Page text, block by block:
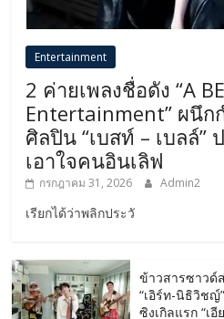
Entertainment
2 ค่ายเพลงชื่อดัง “A
Entertainment” ผนึก
ศิลปิน “เบสท์ – เบลล์”
เอาใจคนอินเลิฟ
กรกฎาคม 31, 2026 Admin2
เรียกได้ว่าพลิกประวั
ข้าวสารซาวด์
“เอิร์ท-นิธิวิช
ซิงเกิลแรก “เ